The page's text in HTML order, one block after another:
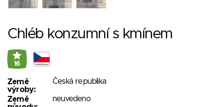
Chléb konzumní s kmínem
16
Země
výroby:
Česká republika
Země
neuvedeno